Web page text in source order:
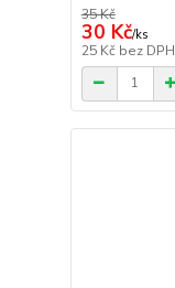
35 Kč
30 Kč/ks
25 Kč bez DPH